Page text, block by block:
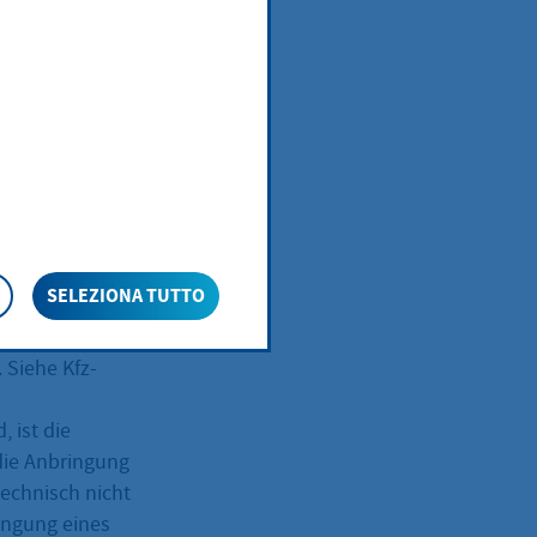
verkleinerten
Stadt.
Kfz-
ist die
Anbringung
nicht
eines
SELEZIONA TUTTO